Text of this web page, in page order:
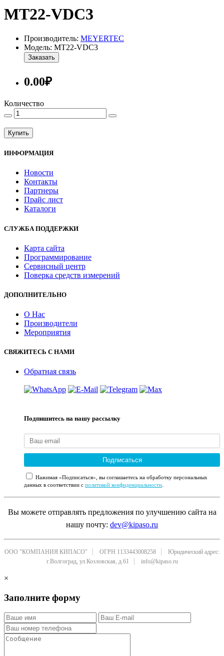
MT22-VDC3
Производитель: MEYERTEC
Модель: MT22-VDC3
Заказать
0.00₽
Количество
Купить
ИНФОРМАЦИЯ
Новости
Контакты
Партнеры
Прайс лист
Каталоги
СЛУЖБА ПОДДЕРЖКИ
Карта сайта
Программирование
Сервисный центр
Поверка средств измерений
ДОПОЛНИТЕЛЬНО
О Нас
Производители
Мероприятия
СВЯЖИТЕСЬ С НАМИ
Обратная связь
Подпишитесь на нашу рассылку
Подписаться
Нажимая «Подписаться», вы соглашаетесь на обработку персональных
данных в соответствии с политикой конфиденциальности
Вы можете отправлять предложения по улучшению сайта на
нашу почту: dev@kipaso.ru
ООО "КОМПАНИЯ КИПАСО" ОГРН 1133443008258
Юридический адрес:
г.Волгоград, ул.Козловская, д.61
info@kipaso.ru
×
Заполните форму